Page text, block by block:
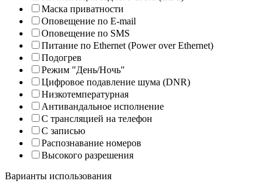
Маска приватности
Оповещение по E-mail
Оповещение по SMS
Питание по Ethernet (Power over Ethernet)
Подогрев
Режим "День/Ночь"
Цифровое подавление шума (DNR)
Низкотемпературная
Антивандальное исполнение
С трансляцией на телефон
С записью
Распознавание номеров
Высокого разрешения
Варианты использования